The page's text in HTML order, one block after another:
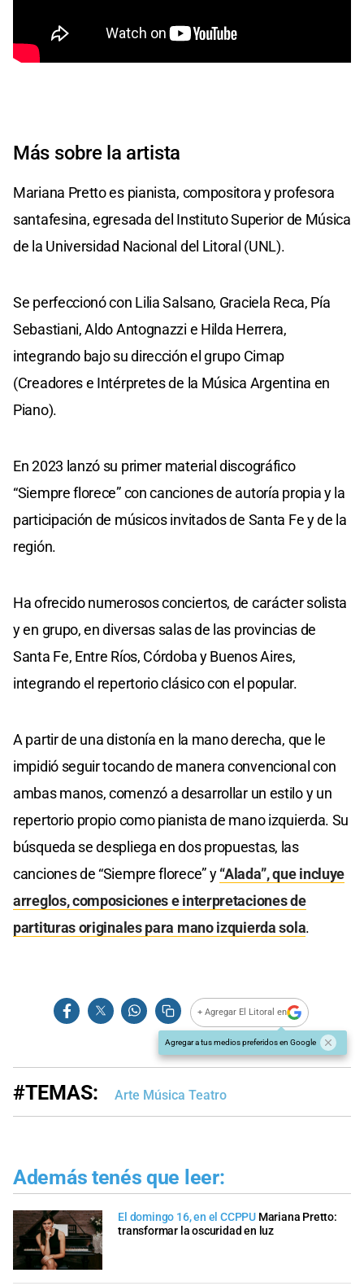
Más sobre la artista
Mariana Pretto es pianista, compositora y profesora
santafesina, egresada del Instituto Superior de Música
de la Universidad Nacional del Litoral (UNL).
Se perfeccionó con Lilia Salsano, Graciela Reca, Pía
Sebastiani, Aldo Antognazzi e Hilda Herrera,
integrando bajo su dirección el grupo Cimap
(Creadores e Intérpretes de la Música Argentina en
Piano).
En 2023 lanzó su primer material discográfico
“Siempre florece” con canciones de autoría propia y la
participación de músicos invitados de Santa Fe y de la
región.
Ha ofrecido numerosos conciertos, de carácter solista
y en grupo, en diversas salas de las provincias de
Santa Fe, Entre Ríos, Córdoba y Buenos Aires,
integrando el repertorio clásico con el popular.
A partir de una distonía en la mano derecha, que le
impidió seguir tocando de manera convencional con
ambas manos, comenzó a desarrollar un estilo y un
repertorio propio como pianista de mano izquierda. Su
búsqueda se despliega en dos propuestas, las
canciones de “Siempre florece” y“Alada”, que incluye
arreglos, composiciones e interpretaciones de
partituras originales para mano izquierda sola.
+ Agregar El Litoral en
Agregar a tus medios preferidos en Google
#TEMAS: Arte Música Teatro
Además tenés que leer:
El domingo 16, en el CCPPU Mariana Pretto:
transformar la oscuridad en luz